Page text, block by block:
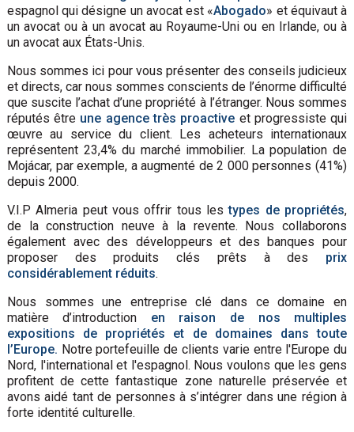
espagnol qui désigne un avocat est «Abogado» et équivaut à
un avocat ou à un avocat au Royaume-Uni ou en Irlande, ou à
un avocat aux États-Unis.
Nous sommes ici pour vous présenter des conseils judicieux
et directs, car nous sommes conscients de l’énorme difficulté
que suscite l’achat d’une propriété à l’étranger. Nous sommes
réputés être une agence très proactive et progressiste qui
œuvre au service du client. Les acheteurs internationaux
représentent 23,4% du marché immobilier. La population de
Mojácar, par exemple, a augmenté de 2 000 personnes (41%)
depuis 2000.
V.I.P Almeria peut vous offrir tous lestypes de propriétés,
de la construction neuve à la revente. Nous collaborons
également avec des développeurs et des banques pour
proposer des produits clés prêts à des prix
considérablement réduits.
Nous sommes une entreprise clé dans ce domaine en
matière d’introduction en raison de nos multiples
expositions de propriétés et de domaines dans toute
l’Europe. Notre portefeuille de clients varie entre l'Europe du
Nord, l'international et l'espagnol. Nous voulons que les gens
profitent de cette fantastique zone naturelle préservée et
avons aidé tant de personnes à s’intégrer dans une région à
forte identité culturelle.